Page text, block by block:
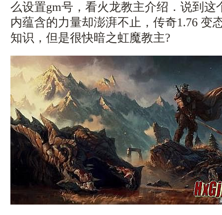
么设置gm号，看火龙教主介绍．说到这
内蕴含的力量却澎湃不止，传奇1.76 变
知识，但是很快暗之虹魔教主?